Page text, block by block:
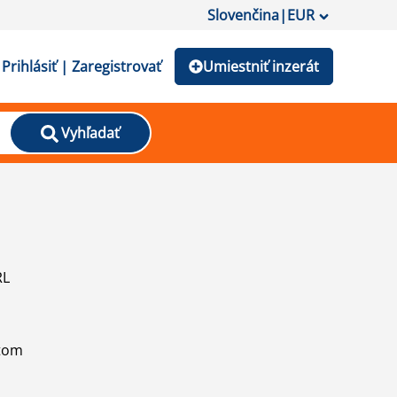
Slovenčina|EUR
Prihlásiť | Zaregistrovať Umiestniť inzerát
Vyhľadať